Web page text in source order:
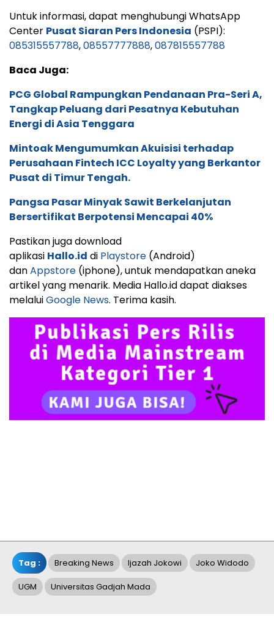
Untuk informasi, dapat menghubungi WhatsApp
Center Pusat Siaran Pers Indonesia (PSPI):
085315557788,08557777888,087815557788
Baca Juga:
PCG Global Rampungkan Pendanaan Pra-Seri A,
Tangkap Peluang dari Pesatnya Kebutuhan
Energi di Asia Tenggara
Mintoak Mengumumkan Akuisisi terhadap
Perusahaan Fintech ICC Loyalty yang Berkantor
Pusat di Timur Tengah.
Pangsa Pasar Minyak Sawit Berkelanjutan
Bersertifikat Berpotensi Mencapai 40%
Pastikan juga download
aplikasi Hallo.id di Playstore (Android)
danAppstore (iphone), untuk mendapatkan aneka
artikel yang menarik. Media Hallo.id dapat diakses
melaluiGoogle News. Terima kasih.
Tag : Breaking News Ijazah Jokowi Joko Widodo
UGM Universitas Gadjah Mada